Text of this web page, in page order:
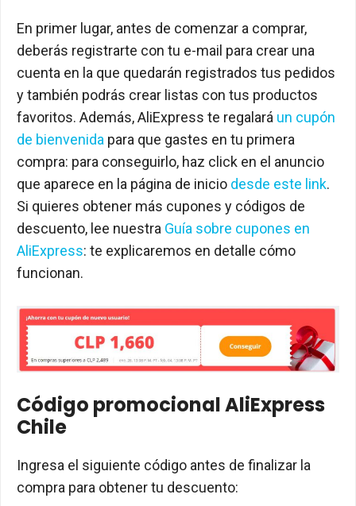
En primer lugar, antes de comenzar a comprar,
deberás registrarte con tu e-mail para crear una
cuenta en la que quedarán registrados tus pedidos
y también podrás crear listas con tus productos
favoritos. Además, AliExpress te regalará un cupón
de bienvenida para que gastes en tu primera
compra: para conseguirlo, haz click en el anuncio
que aparece en la página de inicio desde este link.
Si quieres obtener más cupones y códigos de
descuento, lee nuestra Guía sobre cupones en
AliExpress: te explicaremos en detalle cómo
funcionan.
Código promocional AliExpress
Chile
Ingresa el siguiente código antes de finalizar la
compra para obtener tu descuento: